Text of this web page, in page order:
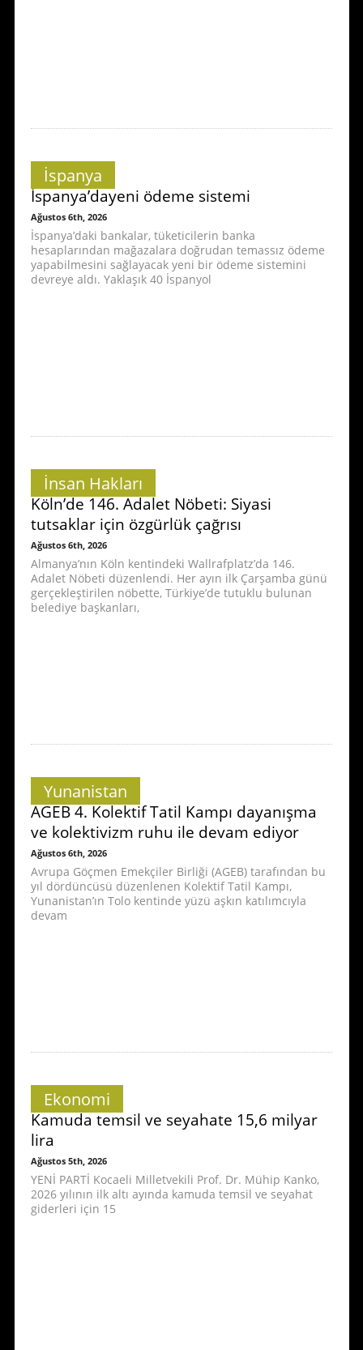
İspanya
İspanya’dayeni ödeme sistemi
Ağustos 6th, 2026
İspanya’daki bankalar, tüketicilerin banka
hesaplarından mağazalara doğrudan temassız ödeme
yapabilmesini sağlayacak yeni bir ödeme sistemini
devreye aldı. Yaklaşık 40 İspanyol
İnsan Hakları
Köln’de 146. Adalet Nöbeti: Siyasi
tutsaklar için özgürlük çağrısı
Ağustos 6th, 2026
Almanya’nın Köln kentindeki Wallrafplatz’da 146.
Adalet Nöbeti düzenlendi. Her ayın ilk Çarşamba günü
gerçekleştirilen nöbette, Türkiye’de tutuklu bulunan
belediye başkanları,
Yunanistan
AGEB 4. Kolektif Tatil Kampı dayanışma
ve kolektivizm ruhu ile devam ediyor
Ağustos 6th, 2026
Avrupa Göçmen Emekçiler Birliği (AGEB) tarafından bu
yıl dördüncüsü düzenlenen Kolektif Tatil Kampı,
Yunanistan’ın Tolo kentinde yüzü aşkın katılımcıyla
devam
Ekonomi
Kamuda temsil ve seyahate 15,6 milyar
lira
Ağustos 5th, 2026
YENİ PARTİ Kocaeli Milletvekili Prof. Dr. Mühip Kanko,
2026 yılının ilk altı ayında kamuda temsil ve seyahat
giderleri için 15